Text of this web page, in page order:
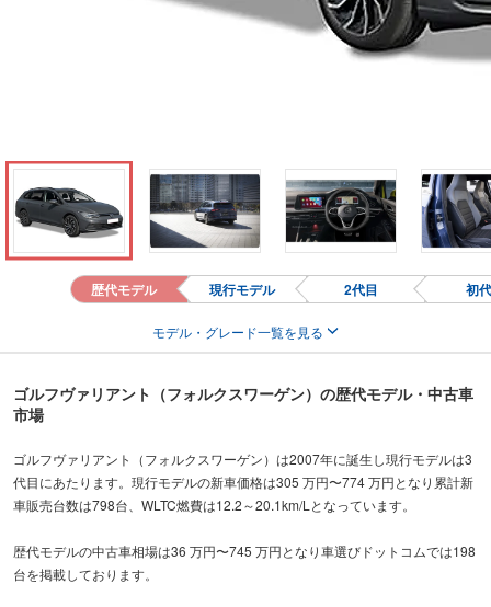
歴代モデル 現行モデル 2代目 初代
モデル・グレード一覧を見る
ゴルフヴァリアント（フォルクスワーゲン）の歴代モデル・中古車
市場
ゴルフヴァリアント（フォルクスワーゲン）は2007年に誕生し現行モデルは3
代目にあたります。現行モデルの新車価格は305 万円〜774 万円となり累計新
車販売台数は798台、WLTC燃費は12.2～20.1km/Lとなっています。
歴代モデルの中古車相場は36 万円〜745 万円となり車選びドットコムでは198
台を掲載しております。